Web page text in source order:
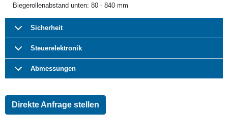
Biegerollenabstand unten: 80 - 840 mm
Sicherheit
Steuerelektronik
Abmessungen
Direkte Anfrage stellen